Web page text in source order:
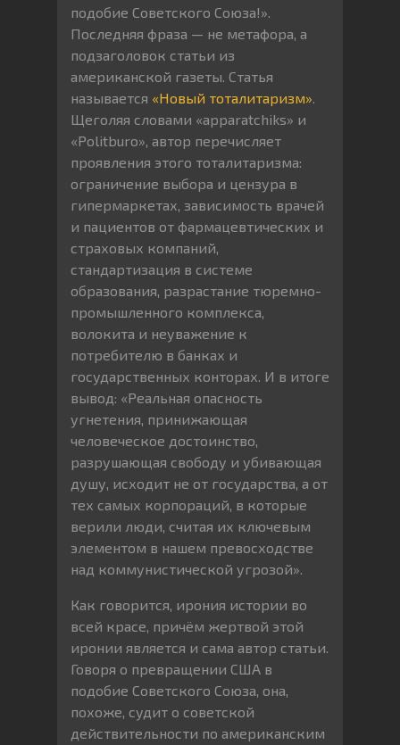
подобие Советского Союза!».
Последняя фраза — не метафора, а
подзаголовок статьи из
американской газеты. Статья
называется «Новый тоталитаризм».
Щеголяя словами «apparatchiks» и
«Politburo», автор перечисляет
проявления этого тоталитаризма:
ограничение выбора и цензура в
гипермаркетах, зависимость врачей
и пациентов от фармацевтических и
страховых компаний,
стандартизация в системе
образования, разрастание тюремно-
промышленного комплекса,
волокита и неуважение к
потребителю в банках и
государственных конторах. И в итоге
вывод: «Реальная опасность
угнетения, принижающая
человеческое достоинство,
разрушающая свободу и убивающая
душу, исходит не от государства, а от
тех самых корпораций, в которые
верили люди, считая их ключевым
элементом в нашем превосходстве
над коммунистической угрозой».
Как говорится, ирония истории во
всей красе, причём жертвой этой
иронии является и сама автор статьи.
Говоря о превращении США в
подобие Советского Союза, она,
похоже, судит о советской
действительности по американским